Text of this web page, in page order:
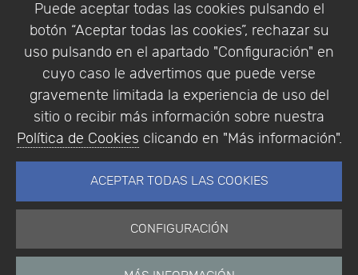
Puede aceptar todas las cookies pulsando el
botón “Aceptar todas las cookies”, rechazar su
uso pulsando en el apartado "Configuración" en
cuyo caso le advertimos que puede verse
gravemente limitada la experiencia de uso del
sitio o recibir más información sobre nuestra
Política de Cookies clicando en "Más información".
ACEPTAR TODAS LAS COOKIES
CONFIGURACIÓN
Empresa|Aviso Legal| Política de Privacidad |
Política de Cookies
© Copyright 1994 - 2026. Addlink Software
Científico, S.L.
Portugal.